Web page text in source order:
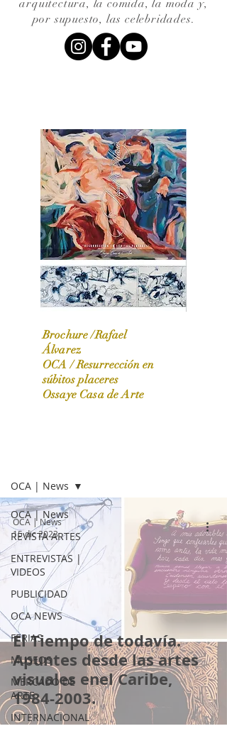
arquitectura, la comida, la moda y,
por supuesto, las celebridades.
OCA|News 31 / Marzo-Abril / 2024
Brochure /Rafael
Álvarez
OCA /Resurrección en
súbitos placeres
Ossaye Casa de Arte
OCA | News
REVISTA ARTES
ENTREVISTAS |
VIDEOS
PUBLICIDAD
OCA NEWS
FERIAS
MUSEOS
MERCADO DE
ARTE
INTERNACIONAL
OCA | News
El Tiempo de todavía.
Apuntes desde las artes
visuales enel Caribe,
1984-2003.
OCA | News
15 dic 2023